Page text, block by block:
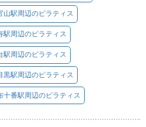
山駅周辺のピラティス
駅周辺のピラティス
駅周辺のピラティス
黒駅周辺のピラティス
十番駅周辺のピラティス